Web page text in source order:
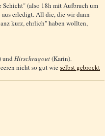
Schicht" (also 18h mit Aufbruch um
erledigt. All die, die wir dann
kurz, ehrlich" haben wollten,
und Hirschragout(Karin).
nicht so gut wieselbst gebrockt